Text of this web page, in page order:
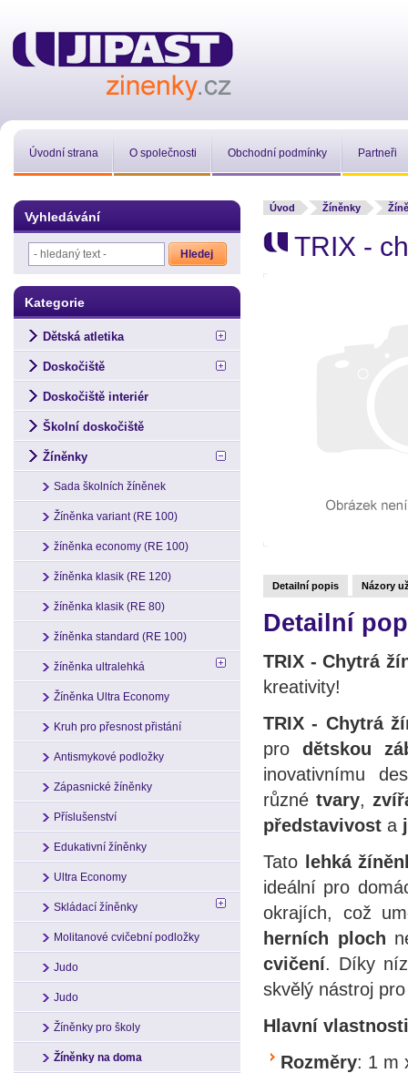
Úvodní strana O společnosti Obchodní podmínky Partneři
Úvod Žíněnky
TRIX -
Detailní popis Názory
Detailní
TRIX - Chytrá
kreativity!
TRIX - Chytrá
prodětskou
inovativnímu
různé tvary,
představivost a
Tato lehká
ideální pro
okrajích, což
herních ploch
cvičení. Díky
skvělý nástroj
Hlavní
Rozměry: 1 m
Vyhledávání
Kategorie
Dětská atletika
Doskočiště
Doskočiště interiér
Školní doskočiště
Žíněnky
Sada školních žíněnek
Žíněnka variant (RE 100)
žíněnka economy (RE 100)
žíněnka klasik (RE 120)
žíněnka klasik (RE 80)
žíněnka standard (RE 100)
žíněnka ultralehká
Žíněnka Ultra Economy
Kruh pro přesnost přistání
Antismykové podložky
Zápasnické žíněnky
Příslušenství
Edukativní žíněnky
Ultra Economy
Skládací žíněnky
Molitanové cvičební podložky
Judo
Judo
Žíněnky pro školy
Žíněnky na doma